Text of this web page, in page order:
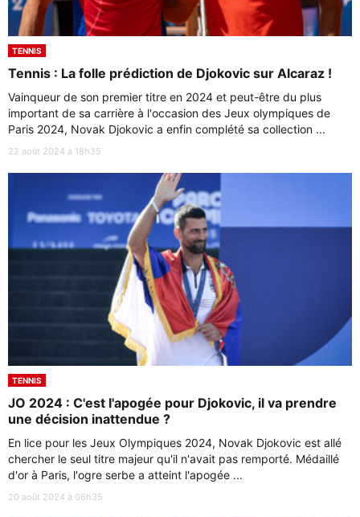
TENNIS
Tennis : La folle prédiction de Djokovic sur Alcaraz !
Vainqueur de son premier titre en 2024 et peut-être du plus
important de sa carrière à l'occasion des Jeux olympiques de
Paris 2024, Novak Djokovic a enfin complété sa collection ...
22 août 2024 à 18h35
TENNIS
JO 2024 : C'est l'apogée pour Djokovic, il va prendre
une décision inattendue ?
En lice pour les Jeux Olympiques 2024, Novak Djokovic est allé
chercher le seul titre majeur qu'il n'avait pas remporté. Médaillé
d'or à Paris, l'ogre serbe a atteint l'apogée ...
20 août 2024 à 06h35